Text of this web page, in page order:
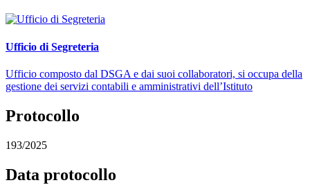
Ufficio di Segreteria
Ufficio composto dal DSGA e dai suoi collaboratori, si occupa della
gestione dei servizi contabili e amministrativi dell’Istituto
Protocollo
193/2025
Data protocollo